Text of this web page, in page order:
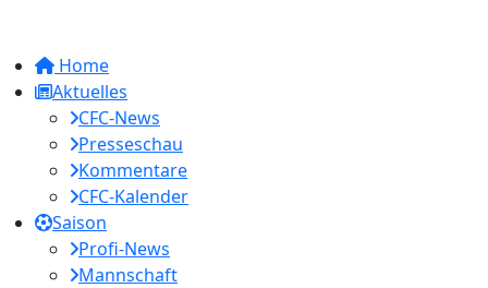
Home
Aktuelles
CFC-News
Presseschau
Kommentare
CFC-Kalender
Saison
Profi-News
Mannschaft